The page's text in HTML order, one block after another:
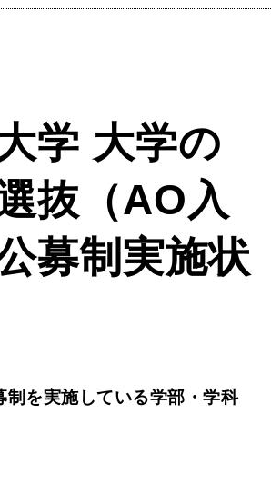
学 大学の
抜（AO入
募制実施状
制を実施している学部・学科